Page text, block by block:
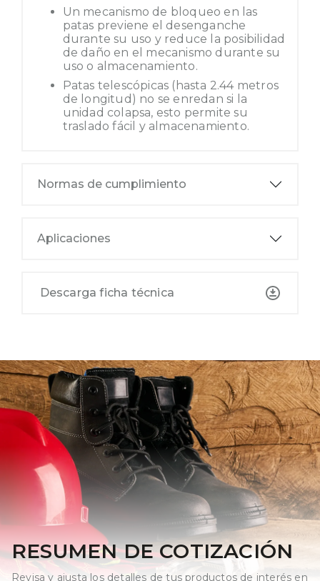
Un mecanismo de bloqueo en las
patas previene el desenganche
durante su uso y reduce la posibilidad
de daño en el mecanismo durante su
uso o almacenamiento.
Patas telescópicas (hasta 2.44 metros
de longitud) no se enredan si la
unidad colapsa, esto permite su
traslado fácil y almacenamiento.
Normas de cumplimiento
Aplicaciones
Descarga ficha técnica
RESUMEN DE COTIZACIÓN
Revisa y ajusta los detalles de tus productos de interés en